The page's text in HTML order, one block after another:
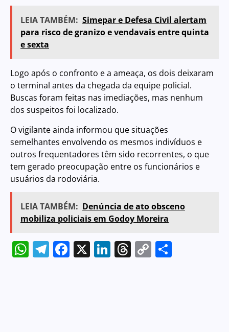
LEIA TAMBÉM: Simepar e Defesa Civil alertam
para risco de granizo e vendavais entre quinta
e sexta
Logo após o confronto e a ameaça, os dois deixaram
o terminal antes da chegada da equipe policial.
Buscas foram feitas nas imediações, mas nenhum
dos suspeitos foi localizado.
O vigilante ainda informou que situações
semelhantes envolvendo os mesmos indivíduos e
outros frequentadores têm sido recorrentes, o que
tem gerado preocupação entre os funcionários e
usuários da rodoviária.
LEIA TAMBÉM: Denúncia de ato obsceno
mobiliza policiais em Godoy Moreira
WhatsApp
Telegram
Facebook
X LinkedIn
Threads
Copy